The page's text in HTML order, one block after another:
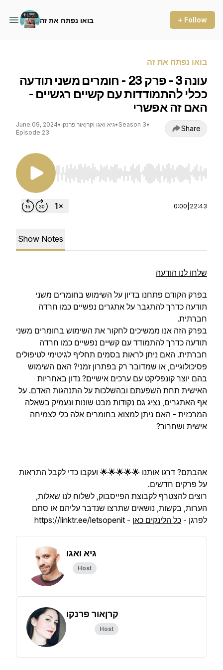
בואו נפתח את זה + Follow
בואו נפתח את זה
עונה 3 - פרק 23 - חומרים משני תודעה
ככלי להתמודדות עם קשיים רגשיים -
האם זה אפשרי
June 09, 2024• גיא ואגו וקרןאור פרנקו• Season 3•
Episode 23
Share
Use Left/Right to seek, Home/End to jump to
0:00 22:43
Show Notes
שלחו לנו הודעה
בפרק הקודם פתחנו בדיון על השימוש בחומרים משני
תודעה כדרך להתגבר על אתגרים נפשיים כמו חרדה
חברתית.
בפרק הזה אנו ממשיכים לחקור את השימוש בחומרים משני
תודעה כדרך להתמודד עם קשיים נפשיים כמו חרדה
חברתית. האם ניתן לראות בסמים תחליף לגיטימי לטיפולים
פסיכולוגיים, או שמדובר רק בפתרון זמני? האם השימוש
בהם יוצר קונפליקט עם ערכים אישיים? נדון באחריות
האישית תחת השפעתם ובהשלכות על התנהגות האדם. על
אף האתגרים, נציג גם נקודות מבט שונות ונעמיק בשאלה
המרכזית - האם ניתן למצוא בחומרים אלה כלי לצמיחה
אישית ושחרור?
אהבתם? דרגו אותנו 🌟🌟🌟🌟🌟 ועקבו כדי לקבל התראות
על פרקים חדשים.
רוצים להצטרף לקבוצת הפייסבוק, לשלוח לנו שאלות,
הערות, בקשות, נושאים שתרצו שנדבר עליהם או סתם
לפרגן - כל הלינקים כאן - https://linktr.ee/letsopenit
גיא ואגו
Host
קרןאור פרנקו
Host